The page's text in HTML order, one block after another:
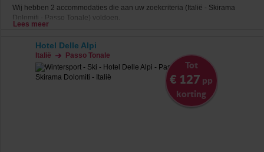
Wij hebben 2 accommodaties die aan uw zoekcriteria (Italië - Skirama
Dolomiti - Passo Tonale) voldoen.
Lees meer
Hotel Delle Alpi
Italië Passo Tonale
Tot
€ 127 pp
korting